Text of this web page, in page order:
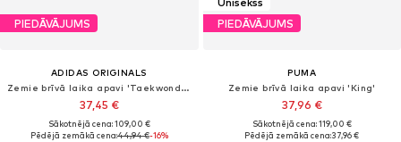
PIEDĀVĀJUMS
ADIDAS ORIGINALS
Zemie brīvā laika apavi 'Taekwondo Mei'
37,45 €
Sākotnējā cena: 109,00 €
Pēdējā zemākā cena:44,94 €-16%
PIEDĀVĀJUMS
PUMA
Zemie brīvā laika apavi 'King'
37,96 €
Sākotnējā cena: 119,00 €
Pēdējā zemākā cena:37,96 €